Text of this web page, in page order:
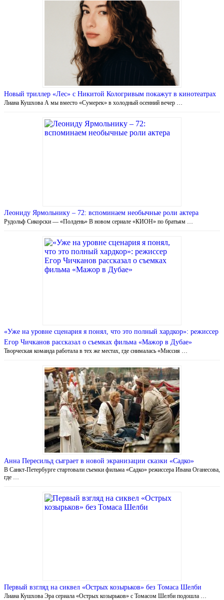
Новый триллер «Лес» с Никитой Кологривым покажут в кинотеатрах
Лиана Кушхова А мы вместо «Сумерек» в холодный осенний вечер …
Леониду Ярмольнику – 72: вспоминаем необычные роли актера
Рудольф Сикорски — «Полдень» В новом сериале «КИОН» по братьям …
«Уже на уровне сценария я понял, что это полный хардкор»: режиссер
Егор Чичканов рассказал о съемках фильма «Мажор в Дубае»
Творческая команда работала в тех же местах, где снималась «Миссия …
Анна Пересильд сыграет в новой экранизации сказки «Садко»
В Санкт-Петербурге стартовали съемки фильма «Садко» режиссера Ивана Оганесова,
где …
Первый взгляд на сиквел «Острых козырьков» без Томаса Шелби
Лиана Кушхова Эра сериала «Острых козырьков» с Томасом Шелби подошла …